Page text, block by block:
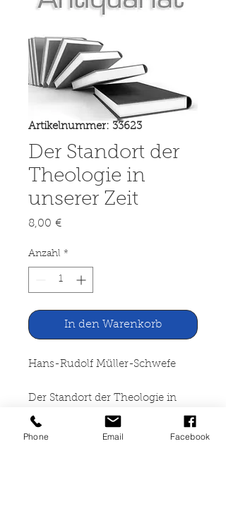
Artikelnummer: 33623
Der Standort der
Theologie in
unserer Zeit
8,00 €Preis
Anzahl *
In den Warenkorb
Hans-Rudolf Müller-Schwefe
Der Standort der Theologie in
unserer Zeit
Phone Email Facebook